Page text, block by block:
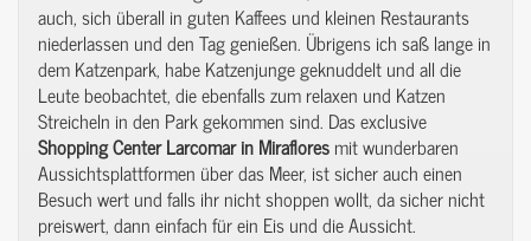
auch, sich überall in guten Kaffees und kleinen Restaurants
niederlassen und den Tag genießen. Übrigens ich saß lange in
dem Katzenpark, habe Katzenjunge geknuddelt und all die
Leute beobachtet, die ebenfalls zum relaxen und Katzen
Streicheln in den Park gekommen sind. Das exclusive
ShoppingCenter Larcomar in Mirafloresmit wunderbaren
Aussichtsplattformen über das Meer, ist sicher auch einen
Besuch wert und falls ihr nicht shoppen wollt, da sicher nicht
preiswert, dann einfach für ein Eis und die Aussicht.